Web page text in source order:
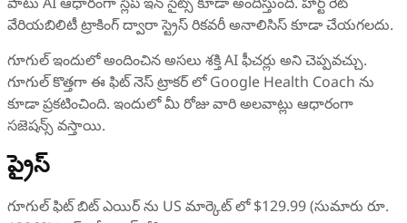
వేరియబిలిటీ ట్రాకింగ్ ద్వారా స్ట్రెస్ రికవరీ అనాలిసిస్ కూడా చేయగలదు.
గూగుల్ ఇందులో అందించిన అసలు శక్తి AI ఫీచర్లు అని చెప్పవచ్చు.
గూగుల్ కొత్తగా ఈ ఫిట్ నెస్ ట్రాకర్ లో Google Health Coach ను
కూడా ప్రకటించింది. ఇందులో మీ రోజు వారి అలవాట్లు ఆధారంగా
సజెషన్స్ వస్తాయి.
ప్రైస్
గూగుల్ ఫిట్ బిట్ ఎయిర్ ను US మార్కెట్ లో $129.99 (సుమారు రూ.